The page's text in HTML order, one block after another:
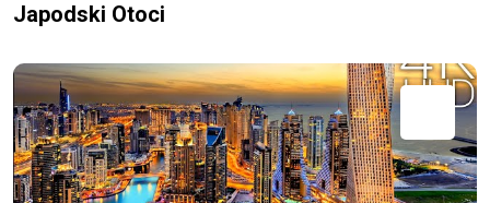
Japodski Otoci